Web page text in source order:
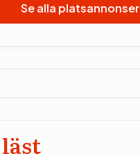
Se alla platsannonser